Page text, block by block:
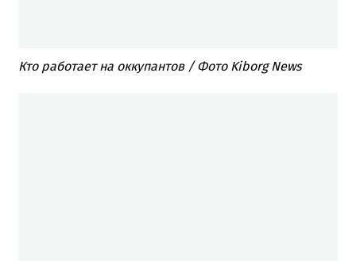
Кто работает на оккупантов / Фото Kiborg News